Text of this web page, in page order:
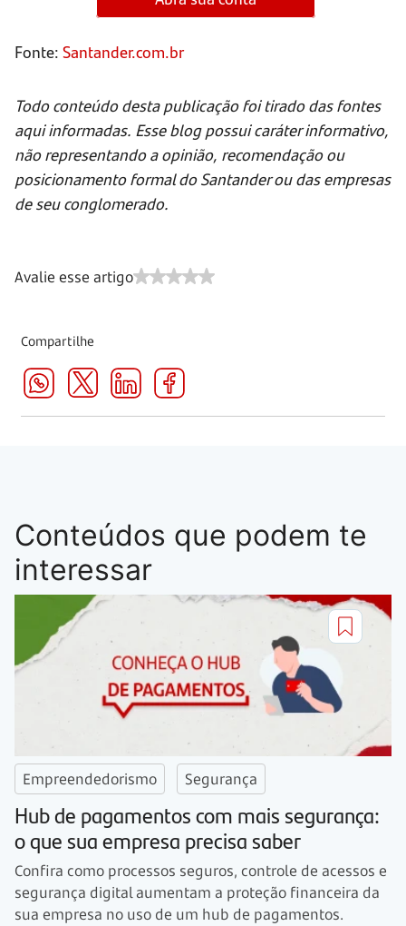
Fonte: Santander.com.br
Todo conteúdo desta publicação foi tirado das fontes
aqui informadas. Esse blog possui caráter informativo,
não representando a opinião, recomendação ou
posicionamento formal do Santander ou das empresas
de seu conglomerado.
Avalie esse artigo
Compartilhe
Conteúdos que podem te
interessar
Empreendedorismo Segurança
Hub de pagamentos com mais segurança:
o que sua empresa precisa saber
Confira como processos seguros, controle de acessos e
segurança digital aumentam a proteção financeira da
sua empresa no uso de um hub de pagamentos.